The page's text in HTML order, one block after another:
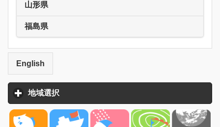
山形県
福島県
English
地域選択